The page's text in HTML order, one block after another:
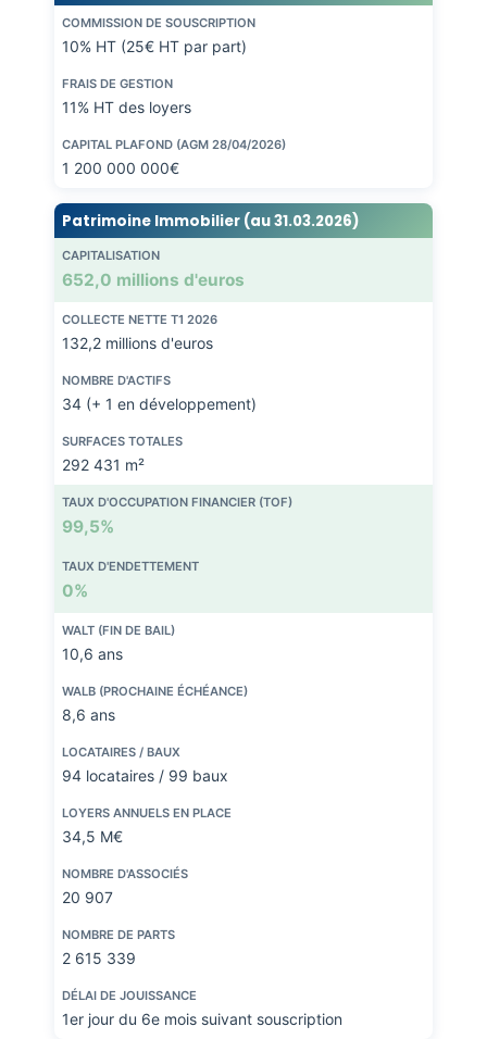
COMMISSION DE SOUSCRIPTION
10% HT (25€ HT par part)
FRAIS DE GESTION
11% HT des loyers
CAPITAL PLAFOND (AGM 28/04/2026)
1 200 000 000€
Patrimoine Immobilier (au 31.03.2026)
CAPITALISATION
652,0 millions d'euros
COLLECTE NETTE T1 2026
132,2 millions d'euros
NOMBRE D'ACTIFS
34 (+ 1 en développement)
SURFACES TOTALES
292 431 m²
TAUX D'OCCUPATION FINANCIER (TOF)
99,5%
TAUX D'ENDETTEMENT
0%
WALT (FIN DE BAIL)
10,6 ans
WALB (PROCHAINE ÉCHÉANCE)
8,6 ans
LOCATAIRES / BAUX
94 locataires / 99 baux
LOYERS ANNUELS EN PLACE
34,5 M€
NOMBRE D'ASSOCIÉS
20 907
NOMBRE DE PARTS
2 615 339
DÉLAI DE JOUISSANCE
1er jour du 6e mois suivant souscription